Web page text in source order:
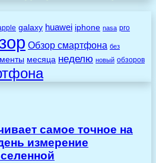
galaxy huawei iphone nasa pro
Обзор смартфона без
месяца неделю новый обзоров
самое точное на
измерение